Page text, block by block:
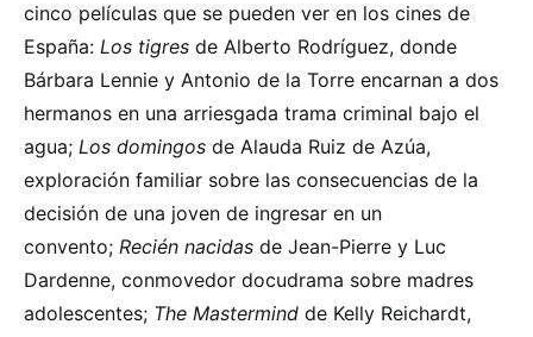
cinco películas que se pueden ver en los cines de
España: Los tigres de Alberto Rodríguez, donde
Bárbara Lennie y Antonio de la Torre encarnan a dos
hermanos en una arriesgada trama criminal bajo el
agua; Los domingos de Alauda Ruiz de Azúa,
exploración familiar sobre las consecuencias de la
decisión de una joven de ingresar en un
convento; Recién nacidas de Jean-Pierre y Luc
Dardenne, conmovedor docudrama sobre madres
adolescentes; The Mastermind de Kelly Reichardt,